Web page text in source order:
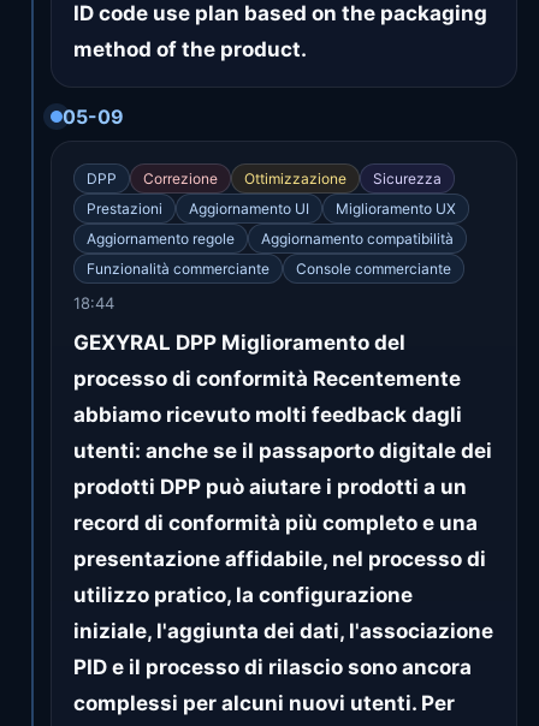
ID code use plan based on the packaging
method of the product.
05-09
DPP Correzione Ottimizzazione
Sicurezza
Prestazioni
Aggiornamento UI
Miglioramento UX
Aggiornamento regole
Aggiornamento compatibilità
Funzionalità commerciante
Console commerciante
18:44
GEXYRAL DPP Miglioramento del
processo di conformità Recentemente
abbiamo ricevuto molti feedback dagli
utenti: anche se il passaporto digitale dei
prodotti DPP può aiutare i prodotti a un
record di conformità più completo e una
presentazione affidabile, nel processo di
utilizzo pratico, la configurazione
iniziale, l'aggiunta dei dati, l'associazione
PID e il processo di rilascio sono ancora
complessi per alcuni nuovi utenti. Per